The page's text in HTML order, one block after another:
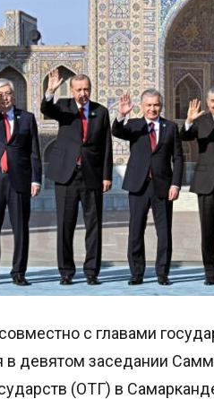
с главами
девятом заседании
(ОТГ) в